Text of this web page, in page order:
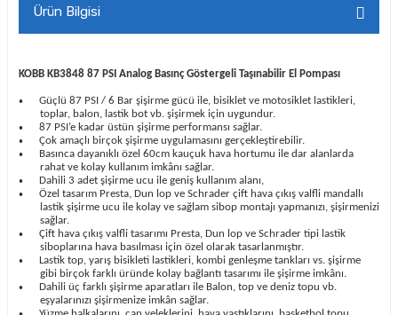
Ürün Bilgisi
KOBB KB3848 87 PSI Analog Basınç Göstergeli Taşınabilir El Pompası
•
Güçlü 87 PSI / 6 Bar şişirme gücü ile, bisiklet ve motosiklet lastikleri,
toplar, balon, lastik bot vb. şişirmek için uygundur.
• 87 PSI’e kadar üstün şişirme performansı sağlar.
• Çok amaçlı birçok şişirme uygulamasını gerçekleştirebilir.
•
Basınca dayanıklı özel 60cm kauçuk hava hortumu ile dar alanlarda
rahat ve kolay kullanım imkânı sağlar.
• Dahili 3 adet şişirme ucu ile geniş kullanım alanı,
•
Özel tasarım Presta, Dun lop ve Schrader çift hava çıkış valfli mandallı
lastik şişirme ucu ile kolay ve sağlam sibop montajı yapmanızı, şişirmenizi
sağlar.
•
Çift hava çıkış valfli tasarımı Presta, Dun lop ve Schrader tipi lastik
siboplarına hava basılması için özel olarak tasarlanmıştır.
•
Lastik top, yarış bisikleti lastikleri, kombi genleşme tankları vs. şişirme
gibi birçok farklı üründe kolay bağlantı tasarımı ile şişirme imkânı.
•
Dahili üç farklı şişirme aparatları ile Balon, top ve deniz topu vb.
eşyalarınızı şişirmenize imkân sağlar.